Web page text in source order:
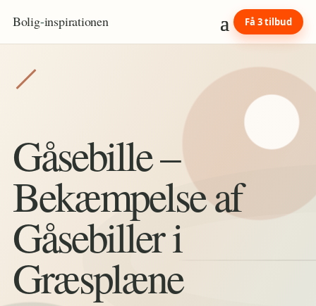
Bolig-inspirationen Få 3 tilbud
Gåsebille –
Bekæmpelse af
Gåsebiller i
Græsplæne